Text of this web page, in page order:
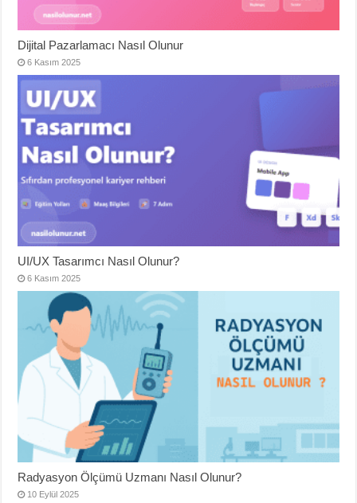
Dijital Pazarlamacı Nasıl Olunur
6 Kasım 2025
UI/UX Tasarımcı Nasıl Olunur?
6 Kasım 2025
Radyasyon Ölçümü Uzmanı Nasıl Olunur?
10 Eylül 2025